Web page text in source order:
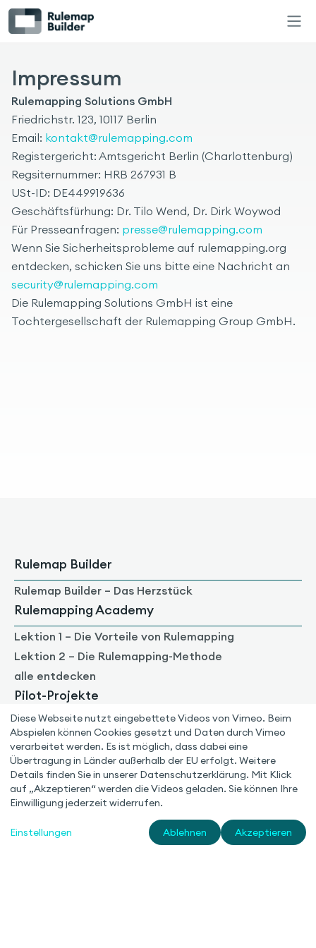
Impressum
Rulemapping Solutions GmbH
Friedrichstr. 123, 10117 Berlin
Email: kontakt@rulemapping.com
Registergericht: Amtsgericht Berlin (Charlottenburg)
Regsiternummer: HRB 267931 B
USt-ID: DE449919636
Geschäftsfürhung: Dr. Tilo Wend, Dr. Dirk Woywod
Für Presseanfragen: presse@rulemapping.com
Wenn Sie Sicherheitsprobleme auf rulemapping.org
entdecken, schicken Sie uns bitte eine Nachricht an
security@rulemapping.com
Die Rulemapping Solutions GmbH ist eine
Tochtergesellschaft der Rulemapping Group GmbH.
Rulemap Builder
Rulemap Builder – Das Herzstück
Rulemapping Academy
Lektion 1 – Die Vorteile von Rulemapping
Lektion 2 – Die Rulemapping-Methode
alle entdecken
Pilot-Projekte
Schnellere Baugenehmigung
Vollständigkeitsprüfung
alle entdecken
Law as Code
Law as Code Institut
English
Diese Webseite nutzt eingebettete Videos von Vimeo. Beim
Abspielen können Cookies gesetzt und Daten durch Vimeo
verarbeitet werden. Es ist möglich, dass dabei eine
Übertragung in Länder außerhalb der EU erfolgt. Weitere
Details finden Sie in unserer Datenschutzerklärung. Mit Klick
auf „Akzeptieren“ werden die Videos geladen. Sie können Ihre
Einwilligung jederzeit widerrufen.
Einstellungen Ablehnen Akzeptieren